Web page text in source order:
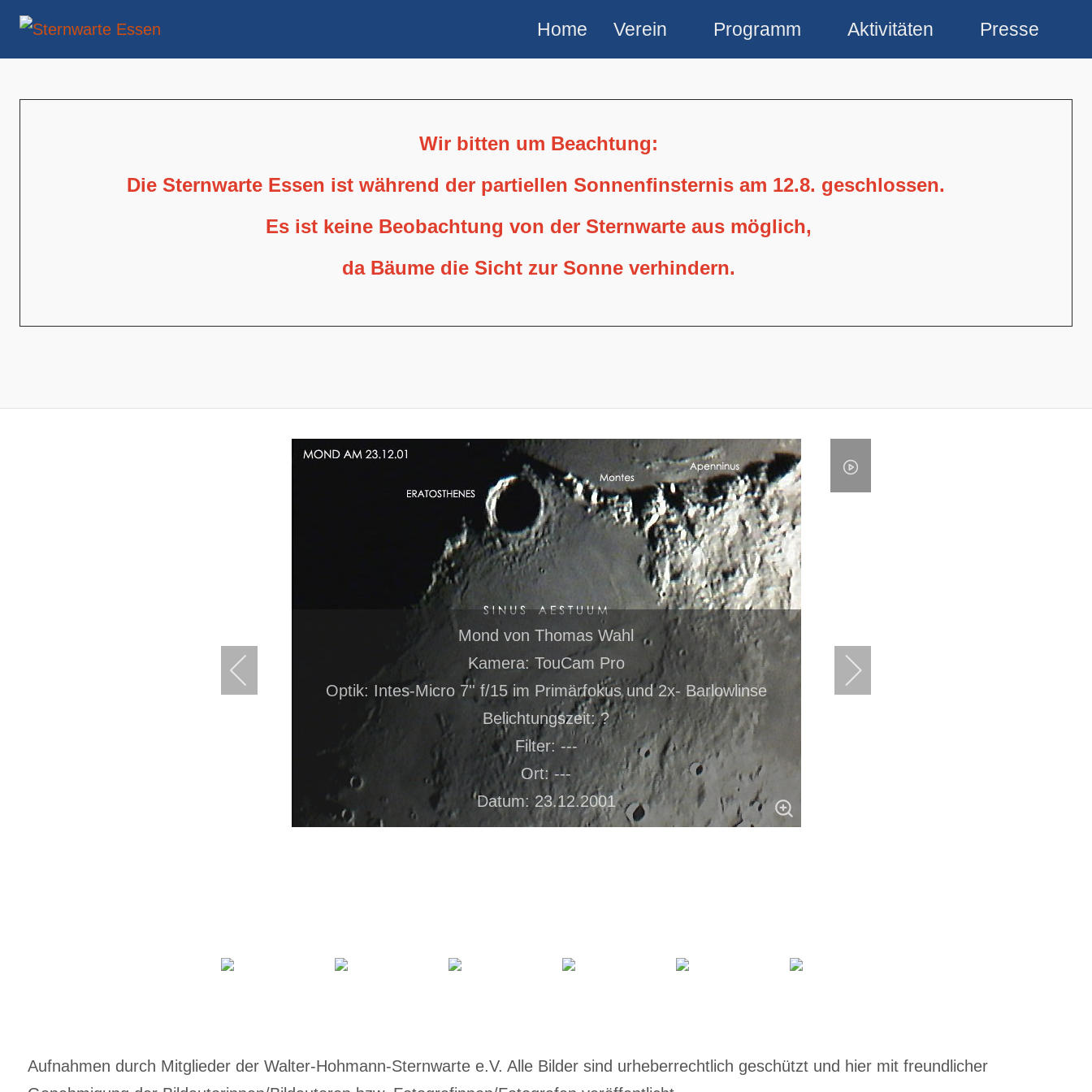
Home Verein Programm Aktivitäten Presse
Wir bitten um Beachtung:
Die Sternwarte Essen ist während der partiellen Sonnenfinsternis am 12.8. geschlossen.
Es ist keine Beobachtung von der Sternwarte aus möglich,
da Bäume die Sicht zur Sonne verhindern.
Mond von Thomas Wahl
Kamera: TouCam Pro
Optik: Intes-Micro 7'' f/15 im Primärfokus und 2x- Barlowlinse
Belichtungszeit: ?
Filter: ---
Ort: ---
Datum: 23.12.2001
Aufnahmen durch Mitglieder der Walter-Hohmann-Sternwarte e.V. Alle Bilder sind urheberrechtlich geschützt und hier mit freundlicher